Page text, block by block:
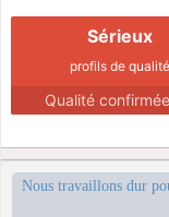
Sérieux
profils de qualité
Qualité confirmée
Nous travaillons dur